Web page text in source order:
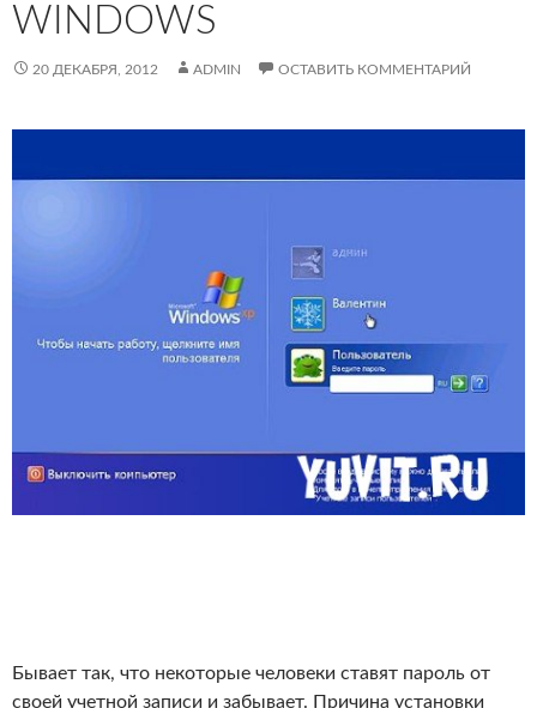
WINDOWS
20 ДЕКАБРЯ, 2012 ADMIN ОСТАВИТЬ КОММЕНТАРИЙ
Бывает так, что некоторые человеки ставят пароль от
своей учетной записи и забывает. Причина установки